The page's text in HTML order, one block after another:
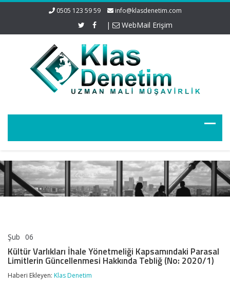
0505 123 59 59 info@klasdenetim.com
| WebMail Erişim
Şub 06
Varlıkları
İhale
Yönetmeliği
Kapsamındaki
Parasal
Kültür Varlıkları İhale Yönetmeliği Kapsamındaki Parasal
Limitlerin Güncellenmesi Hakkında Tebliğ (No: 2020/1)
Haberi Ekleyen: Klas Denetim